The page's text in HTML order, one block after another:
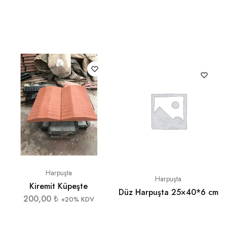
Harpuşta
Kiremit Küpeşte
200,00 ₺ +20% KDV
Harpuşta
Düz Harpuşta 25×40*6 cm